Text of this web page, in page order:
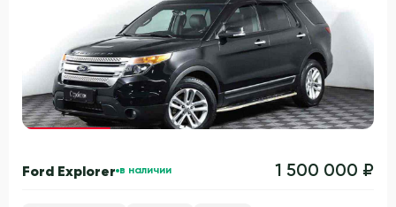
Гарантия 3 года
Ford Explorer в наличии 1 500 000 ₽